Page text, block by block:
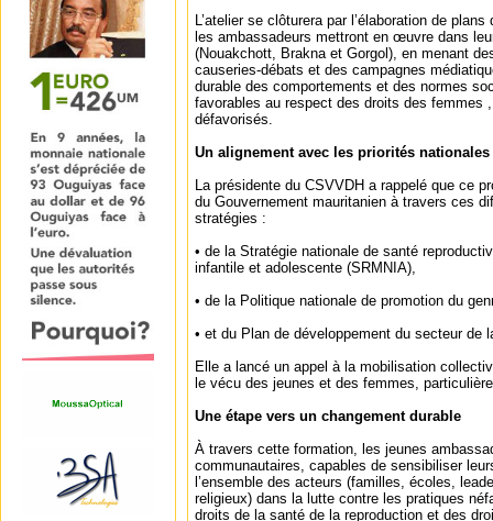
L’atelier se clôturera par l’élaboration de
les ambassadeurs mettront en œuvre dans
(Nouakchott, Brakna et Gorgol), en menant
causeries-débats et des campagnes
durable des comportements et des normes
favorables au respect des droits des femmes
défavorisés.
Un alignement avec les priorités nationales
La présidente du CSVVDH a rappelé que ce
du Gouvernement mauritanien à travers ces
stratégies :
• de la Stratégie nationale de santé
infantile et adolescente (SRMNIA),
• de la Politique nationale de promotion du
• et du Plan de développement du secteur de
Elle a lancé un appel à la mobilisation
le vécu des jeunes et des femmes,
Une étape vers un changement durable
À travers cette formation, les jeunes
communautaires, capables de sensibiliser
l’ensemble des acteurs (familles, écoles,
religieux) dans la lutte contre les pratiques
droits de la santé de la reproduction et des